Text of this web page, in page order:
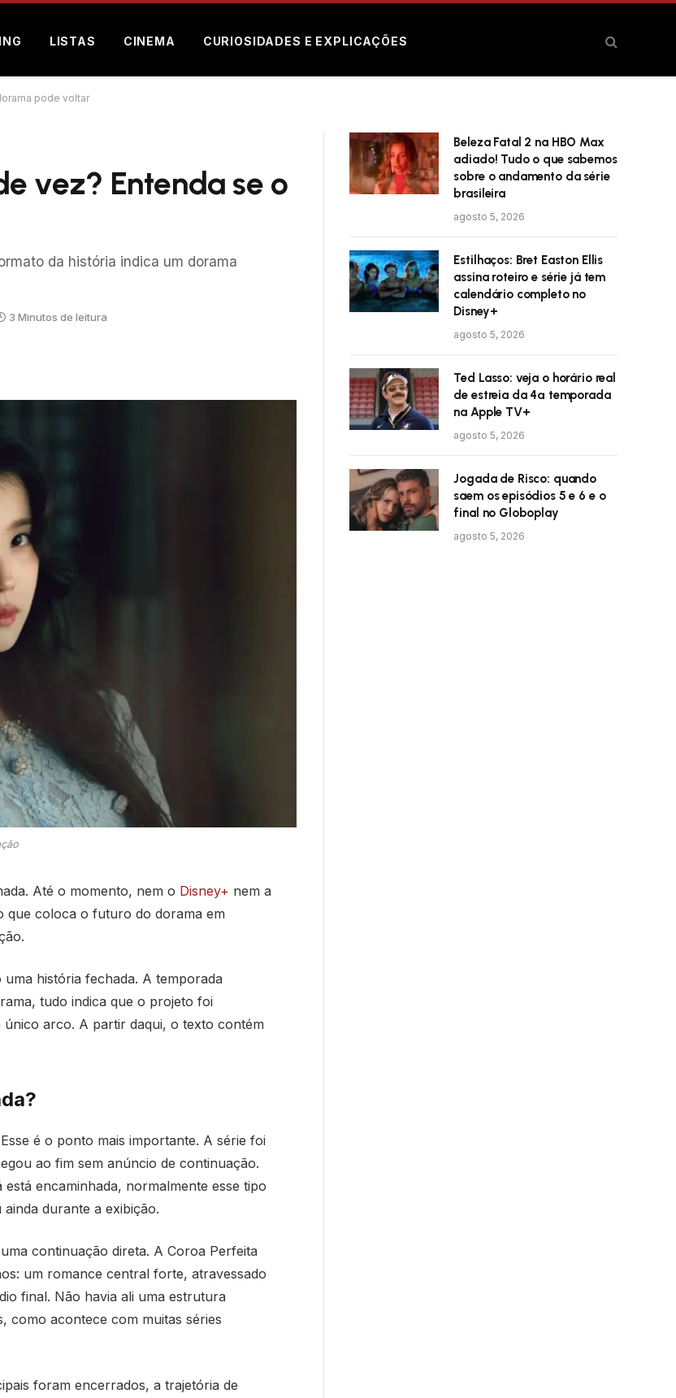
LISTAS CINEMA CURIOSIDADES E EXPLICAÇÕES
pode voltar
vez? Entenda se o
da história indica um dorama
3 Minutos de leitura
Até o momento, nem o Disney+ nem a
que coloca o futuro do dorama em
história fechada. A temporada
tudo indica que o projeto foi
arco. A partir daqui, o texto contém
é o ponto mais importante. A série foi
ao fim sem anúncio de continuação.
encaminhada, normalmente esse tipo
durante a exibição.
continuação direta. A Coroa Perfeita
um romance central forte, atravessado
final. Não havia ali uma estrutura
como acontece com muitas séries
foram encerrados, a trajetória de
Beleza Fatal 2 na HBO Max
adiado! Tudo o que sabemos
sobre o andamento da série
brasileira
agosto 5, 2026
Estilhaços: Bret Easton Ellis
assina roteiro e série já tem
calendário completo no
Disney+
agosto 5, 2026
Ted Lasso: veja o horário real
de estreia da 4ª temporada
na Apple TV+
agosto 5, 2026
Jogada de Risco: quando
saem os episódios 5 e 6 e o
final no Globoplay
agosto 5, 2026